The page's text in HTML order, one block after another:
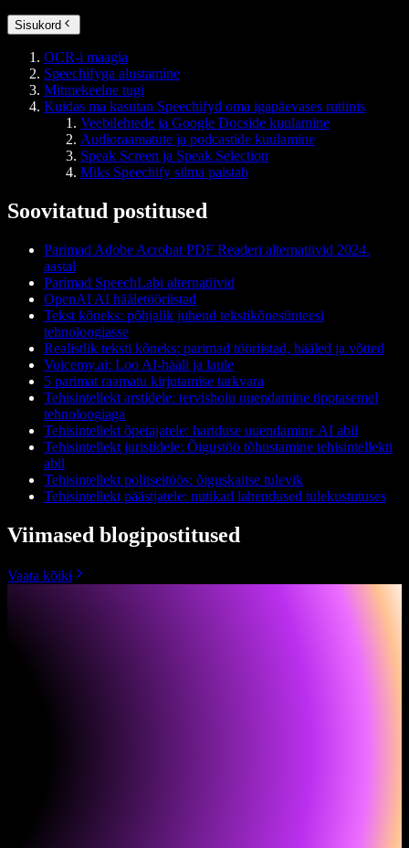
Sisukord
OCR-i maagia
Speechifyga alustamine
Mitmekeelne tugi
Kuidas ma kasutan Speechifyd oma igapäevases rutiinis
Veebilehtede ja Google Docside kuulamine
Audioraamatute ja podcastide kuulamine
Speak Screen ja Speak Selection
Miks Speechify silma paistab
Soovitatud postitused
Parimad Adobe Acrobat PDF Readeri alternatiivid 2024.
aastal
Parimad SpeechLabi alternatiivid
OpenAI AI hääletööriistad
Tekst kõneks: põhjalik juhend tekstikõnesünteesi
tehnoloogiasse
Realistlik teksti kõneks: parimad tööriistad, hääled ja võtted
Voicemy.ai: Loo AI-hääli ja laule
5 parimat raamatu kirjutamise tarkvara
Tehisintellekt arstidele: tervishoiu uuendamine tipptasemel
tehnoloogiaga
Tehisintellekt õpetajatele: hariduse uuendamine AI abil
Tehisintellekt juristidele: Õigustöö tõhustamine tehisintellekti
abil
Tehisintellekt politseitöös: õiguskaitse tulevik
Tehisintellekt päästjatele: nutikad lahendused tulekustutuses
Viimased blogipostitused
Vaata kõiki